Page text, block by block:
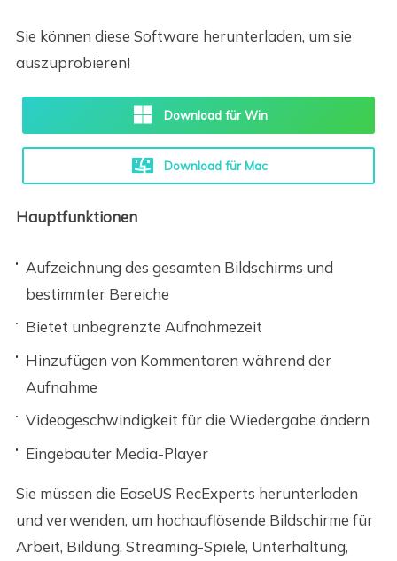
Sie können diese Software herunterladen, um sie
auszuprobieren!
Download für Win
Download für Mac
Hauptfunktionen
Aufzeichnung des gesamten Bildschirms und
bestimmter Bereiche
Bietet unbegrenzte Aufnahmezeit
Hinzufügen von Kommentaren während der
Aufnahme
Videogeschwindigkeit für die Wiedergabe ändern
Eingebauter Media-Player
Sie müssen die EaseUS RecExperts herunterladen
und verwenden, um hochauflösende Bildschirme für
Arbeit, Bildung, Streaming-Spiele, Unterhaltung,